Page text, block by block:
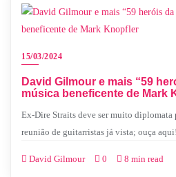
15/03/2024
David Gilmour e mais “59
música beneficente de Mark
Ex-Dire Straits deve ser muito diplomata
reunião de guitarristas já vista; ouça aqui!
David Gilmour 0 8 min read